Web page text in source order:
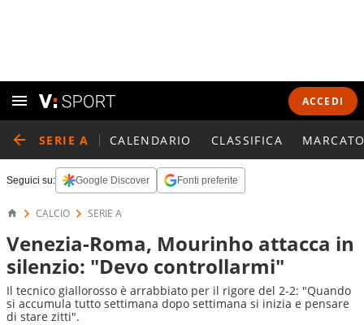
ACCEDI
SERIE A CALENDARIO CLASSIFICA
Seguici su: Google Discover Fonti preferite
CALCIO SERIE A
Venezia-Roma, Mourinho attacca in
silenzio: "Devo controllarmi"
Il tecnico giallorosso è arrabbiato per il rigore del 2-2: "Quando
si accumula tutto settimana dopo settimana si inizia e pensare
di stare zitti".